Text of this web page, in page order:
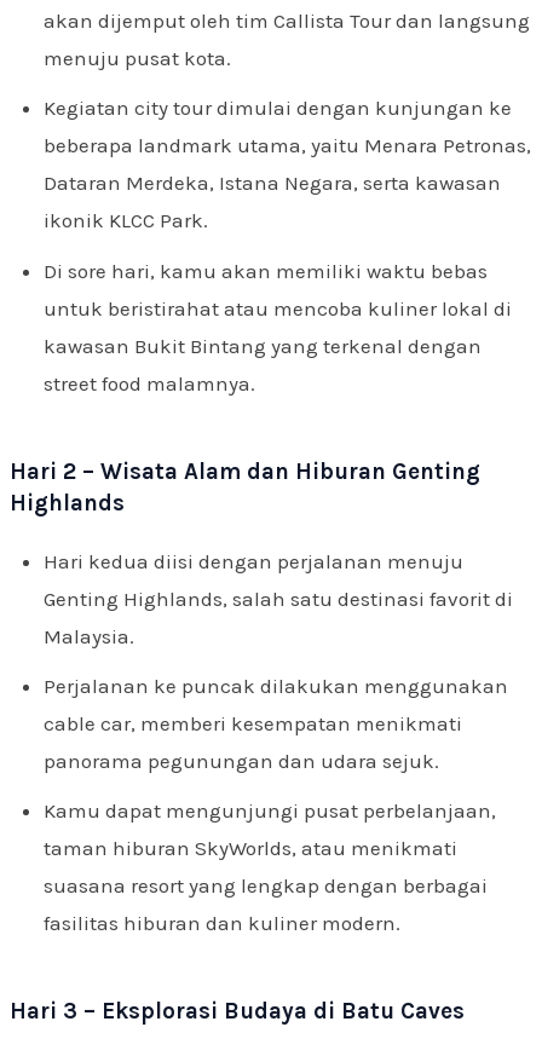
akan dijemput oleh tim Callista Tour dan langsung
menuju pusat kota.
Kegiatan city tour dimulai dengan kunjungan ke
beberapa landmark utama, yaitu Menara Petronas,
Dataran Merdeka, Istana Negara, serta kawasan
ikonik KLCC Park.
Di sore hari, kamu akan memiliki waktu bebas
untuk beristirahat atau mencoba kuliner lokal di
kawasan Bukit Bintang yang terkenal dengan
street food malamnya.
Hari 2 – Wisata Alam dan Hiburan Genting
Highlands
Hari kedua diisi dengan perjalanan menuju
Genting Highlands, salah satu destinasi favorit di
Malaysia.
Perjalanan ke puncak dilakukan menggunakan
cable car, memberi kesempatan menikmati
panorama pegunungan dan udara sejuk.
Kamu dapat mengunjungi pusat perbelanjaan,
taman hiburan SkyWorlds, atau menikmati
suasana resort yang lengkap dengan berbagai
fasilitas hiburan dan kuliner modern.
Hari 3 – Eksplorasi Budaya di Batu Caves